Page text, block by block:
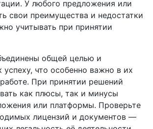
У любого предложения или
свои преимущества и недостатки
учитывать при принятии
общей целью и
что особенно важно в их
При принятии решений
как плюсы, так и минусы
или платформы. Проверьте
лицензий и документов —